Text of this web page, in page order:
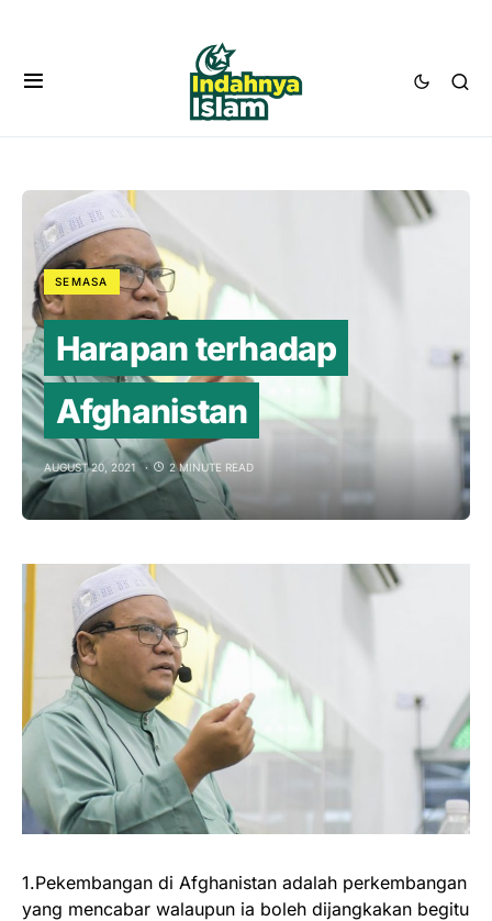
SEMASA
Harapan terhadap
Afghanistan
AUGUST 20, 2021 2 MINUTE READ
1.Pekembangan di Afghanistan adalah perkembangan
yang mencabar walaupun ia boleh dijangkakan begitu